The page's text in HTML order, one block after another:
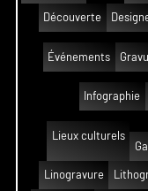
Découverte
Événements
Infographie
Lieux culturels
Linogravure